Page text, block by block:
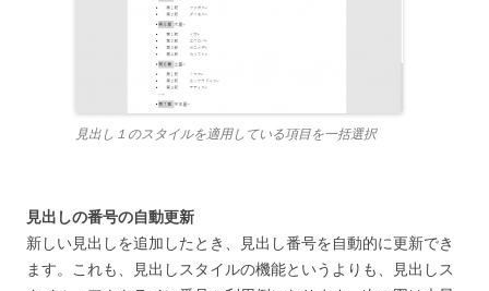
見出し１のスタイルを適用している項目を一括選択
見出しの番号の自動更新
新しい見出しを追加したとき、見出し番号を自動的に更新でき
ます。これも、見出しスタイルの機能というよりも、見出しス